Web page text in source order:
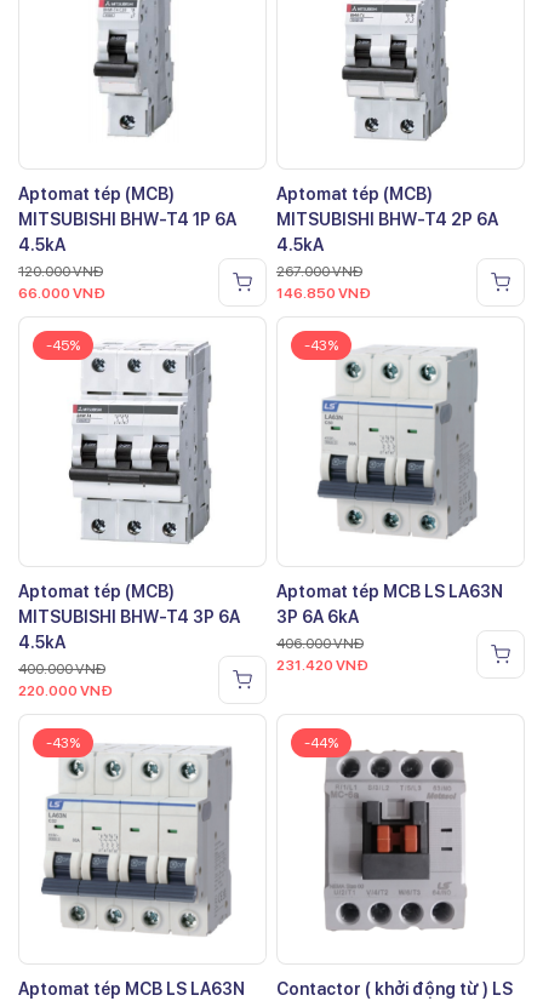
Aptomat tép (MCB)
MITSUBISHI BHW-T4 1P 6A
4.5kA
120.000VNĐ
66.000 VNĐ
Aptomat tép (MCB)
MITSUBISHI BHW-T4 2P 6A
4.5kA
267.000VNĐ
146.850 VNĐ
-45%
Aptomat tép (MCB)
MITSUBISHI BHW-T4 3P 6A
4.5kA
400.000VNĐ
220.000 VNĐ
-43%
Aptomat tép MCB LS LA63N
3P 6A 6kA
406.000VNĐ
231.420 VNĐ
-43%
Aptomat tép MCB LS LA63N
-44%
Contactor ( khởi động từ ) LS